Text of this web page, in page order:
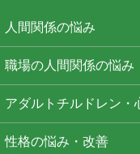
人間関係の悩み
職場の人間関係の悩み
アダルトチルドレン・
性格の悩み・改善